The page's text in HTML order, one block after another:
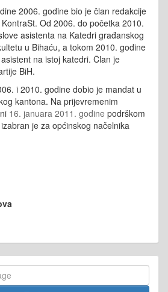
2006. godine bio je član redakcije
Od 2006. do početka 2010.
asistenta na Katedri građanskog
u Bihaću, a tokom 2010. godine
na istoj katedri. Član je
BiH.
i 2010. godine dobio je mandat u
kantona. Na prijevremenim
16. januara 2011. godine podrškom
je za općinskog načelnika